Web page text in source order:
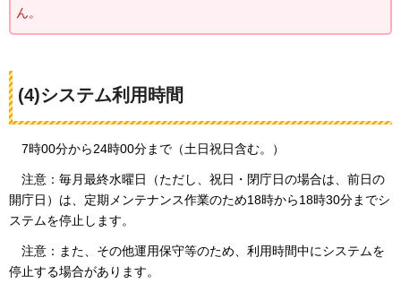
ん。
(4)システム利用時間
7時00分から24時00分まで（土日祝日含む。）
注意： 毎月最終水曜日（ただし、祝日・閉庁日の場合は、前日の
開庁日）は、定期メンテナンス作業のため18時から18時30分までシ
ステムを停止します。
注意： また、その他運用保守等のため、利用時間中にシステムを
停止する場合があります。